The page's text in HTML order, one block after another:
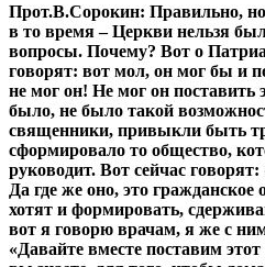
Прот.В.Сорокин: Правильно,
в то время – Церкви нельзя
вопросы. Почему? Вот о
говорят: вот мол, он мог бы и
не мог он! Не мог он поставить
было, не было такой
священники, привыкли быть
сформировало то общество,
руководит. Вот сейчас
Да где же оно, это
хотят и формировать,
вот я говорю врачам, я же с
«Давайте вместе поставим